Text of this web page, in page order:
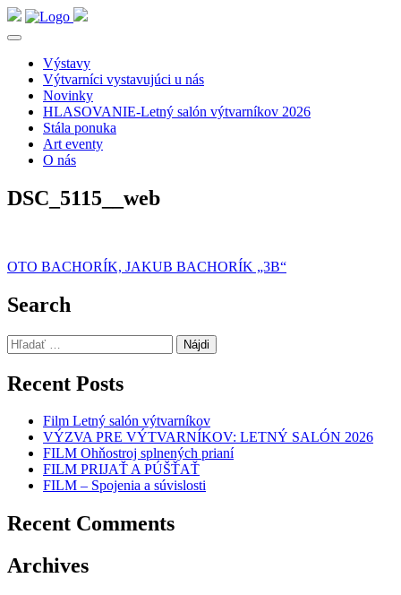
Výstavy
Výtvarníci vystavujúci u nás
Novinky
HLASOVANIE-Letný salón výtvarníkov 2026
Stála ponuka
Art eventy
O nás
DSC_5115__web
Navigácia
v
článku
OTO BACHORÍK, JAKUB BACHORÍK „3B“
Search
Hľadať:
Recent Posts
Film Letný salón výtvarníkov
VÝZVA PRE VÝTVARNÍKOV: LETNÝ SALÓN 2026
FILM Ohňostroj splnených prianí
FILM PRIJAŤ A PÚŠŤAŤ
FILM – Spojenia a súvislosti
Recent Comments
Archives